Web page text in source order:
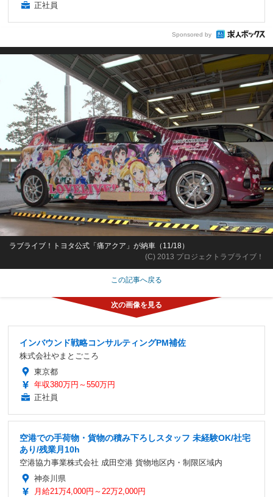
正社員
Sponsored by
(C) 2013 プロジェクトラブライブ！
ラブライブ！トヨタ公式「痛アクア」が納車（11/18）
この記事へ戻る
インバウンド戦略コンサルティングPM補佐
株式会社やまとごころ
東京都
年収380万円～550万円
正社員
空港での手荷物・貨物の積み下ろしスタッフ 未経験OK/社宅
あり/残業月10h
空港協力事業株式会社 成田空港 貨物地区内・制限区域内
神奈川県
月給21万4,000円～22万2,000円